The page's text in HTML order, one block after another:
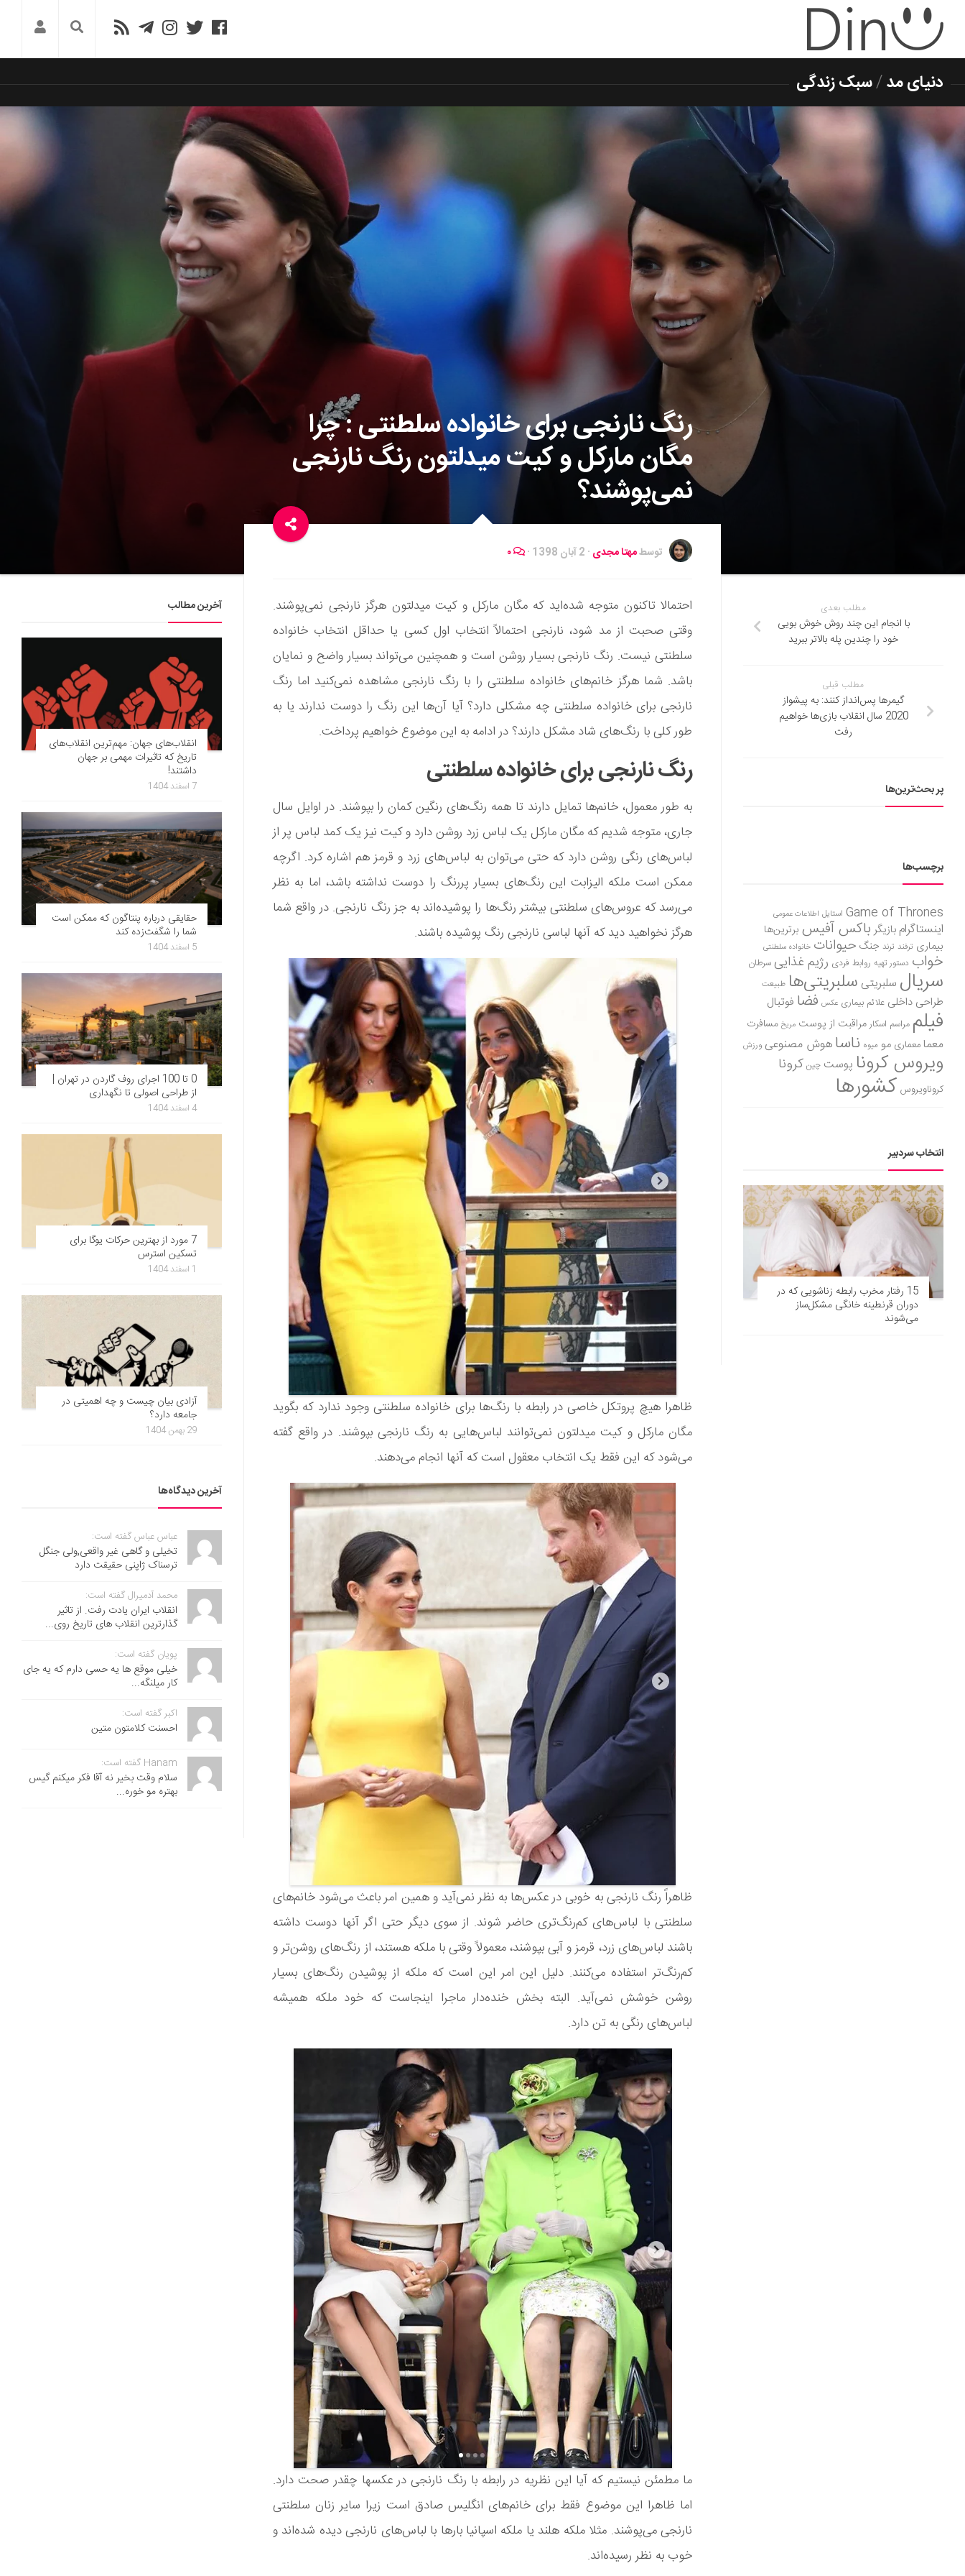
دنیای مد/سبک زندگی
رنگ نارنجی برای خانواده سلطنتی : چرا
مگان مارکل و کیت میدلتون رنگ نارنجی
نمی‌پوشند؟
توسطمهتا مجدی · 2 آبان 1398 ·
احتمالا تاکنون متوجه شده‌اید که مگان مارکل و کیت میدلتون هرگز نارنجی نمی‌پوشند.
وقتی صحبت از مد شود، نارنجی احتمالاً انتخاب اول کسی یا حداقل انتخاب خانواده
سلطنتی نیست. رنگ نارنجی بسیار روشن است و همچنین می‌تواند بسیار واضح و نمایان
باشد. شما هرگز خانم‌های خانواده سلطنتی را با رنگ نارنجی مشاهده نمی‌کنید اما رنگ
نارنجی برای خانواده سلطنتی چه مشکلی دارد؟ آیا آن‌ها این رنگ را دوست ندارند یا به
طور کلی با رنگ‌های شاد مشکل دارند؟ در ادامه به این موضوع خواهیم پرداخت.
رنگ نارنجی برای خانواده سلطنتی
به طور معمول، خانم‌ها تمایل دارند تا همه رنگ‌های رنگین کمان را بپوشند. در اوایل سال
جاری، متوجه شدیم که مگان مارکل یک لباس زرد روشن دارد و کیت نیز یک کمد لباس پر از
لباس‌های رنگی روشن دارد که حتی می‌توان به لباس‌های زرد و قرمز هم اشاره کرد. اگرچه
ممکن است ملکه الیزابت این رنگ‌های بسیار پررنگ را دوست نداشته باشد، اما به نظر
می‌رسد که عروس‌های سلطنتی بیشتر رنگ‌ها را پوشیده‌اند به جز رنگ نارنجی. در واقع شما
هرگز نخواهید دید که آنها لباسی نارنجی رنگ پوشیده باشند.
ظاهرا هیچ پروتکل خاصی در رابطه با رنگ‌ها برای خانواده سلطنتی وجود ندارد که بگوید
مگان مارکل و کیت میدلتون نمی‌توانند لباس‌هایی به رنگ نارنجی بپوشند. در واقع گفته
می‌شود که این فقط یک انتخاب معقول است که آنها انجام می‌دهند.
ظاهراً رنگ نارنجی به خوبی در عکس‌ها به نظر نمی‌آید و همین امر باعث می‌شود خانم‌های
سلطنتی با لباس‌های کم‌رنگ‌تری حاضر شوند. از سوی دیگر حتی اگر آنها دوست داشته
باشند لباس‌های زرد، قرمز و آبی بپوشند، معمولاً وقتی با ملکه هستند، از رنگ‌های روشن‌تر و
کم‌رنگ‌تر استفاده می‌کنند. دلیل این امر این است که ملکه از پوشیدن رنگ‌های بسیار
روشن خوشش نمی‌آید. البته بخش خنده‌دار ماجرا اینجاست که خود ملکه همیشه
لباس‌های رنگی به تن دارد.
ما مطمئن نیستیم که آیا این نظریه در رابطه با رنگ نارنجی در عکسها چقدر صحت دارد.
اما ظاهرا این موضوع فقط برای خانم‌های انگلیس صادق است زیرا سایر زنان سلطنتی
نارنجی می‌پوشند. مثلا ملکه هلند یا ملکه اسپانیا بارها با لباس‌های نارنجی دیده شده‌اند و
خوب به نظر رسیده‌اند.
مطلب بعدی
با انجام این چند روش خوش بویی
خود را چندین پله بالاتر ببرید
مطلب قبلی
گیمرها پس‌انداز کنند: به پیشواز
2020 سال انقلاب بازی‌ها خواهیم
رفت
پر بحث‌ترین‌ها
برچسب‌ها
Game of Thrones استایل اطلاعات عمومی
اینستاگرام بازیگر باکس آفیس برترین‌ها
بیماری ترفند ترند جنگ حیوانات خانواده سلطنتی
خواب دستور تهیه روابط فردی رژیم غذاییسرطان
سریال سلبریتی سلبریتی‌ها طبیعت
طراحی داخلی علائم بیماری عکس فضا فوتبال
فیلم مراسم اسکارمراقبت از پوست مریخ مسافرت
معمامعماری مو میوه ناساهوش مصنوعی ورزش
ویروس کرونا پوست چین کرونا
کروناویروس کشورها
انتخاب سردبیر
15 رفتار مخرب رابطه زناشویی که در
دوران قرنطینه خانگی مشکل‌ساز
می‌شوند
آخرین مطالب
انقلاب‌های جهان: مهم‌ترین انقلاب‌های
تاریخ که تاثیرات مهمی بر جهان
داشتند!
7 اسفند 1404
حقایقی درباره پنتاگون که ممکن است
شما را شگفت‌زده کند
5 اسفند 1404
0 تا 100 اجرای روف گاردن در تهران |
از طراحی اصولی تا نگهداری
4 اسفند 1404
7 مورد از بهترین حرکات یوگا برای
تسکین استرس
1 اسفند 1404
آزادی بیان چیست و چه اهمیتی در
جامعه دارد؟
29 بهمن 1404
آخرین دیدگاه‌ها
عباس عباس گفته است:
تخیلی و گاهی غیر واقعی,ولی جنگل
ترسناک ژاپنی حقیقت دارد
محمد آدمیرال گفته است:
انقلاب ایران یادت رفت. از تاثیر
گذارترین انقلاب های تاریخ روی...
پویان گفته است:
خیلی موقع ها یه حسی دارم که یه جای
کار میلنگه...
اکبر گفته است:
احسنت ‌کلامتون متین
Hanam گفته است:
سلام وقت بخیر نه آقا فکر میکنم گیس
بهتره مو خوره...